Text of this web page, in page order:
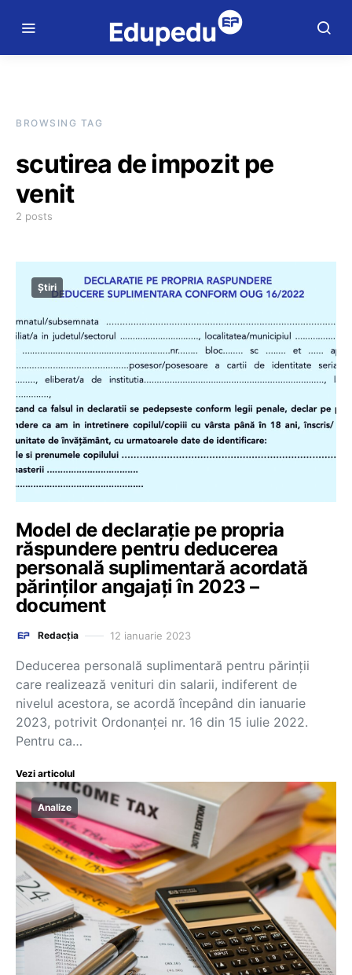
BROWSING TAG
scutirea de impozit pe
venit
2 posts
Știri
Model de declarație pe propria
răspundere pentru deducerea
personală suplimentară acordată
părinților angajați în 2023 –
document
Redacția 12 ianuarie 2023
Deducerea personală suplimentară pentru părinții
care realizează venituri din salarii, indiferent de
nivelul acestora, se acordă începând din ianuarie
2023, potrivit Ordonanței nr. 16 din 15 iulie 2022.
Pentru ca…
Vezi articolul
Analize